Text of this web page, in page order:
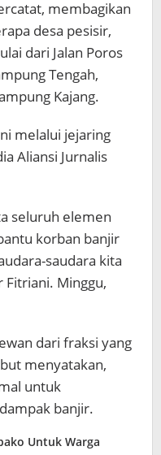
membagikan
desa pesisir,
dari Jalan Poros
Tengah,
Kajang.
melalui jejaring
Aliansi Jurnalis
seluruh elemen
korban banjir
saudara kita
Fitriani. Minggu,
dari fraksi yang
menyatakan,
untuk
banjir.
Untuk Warga